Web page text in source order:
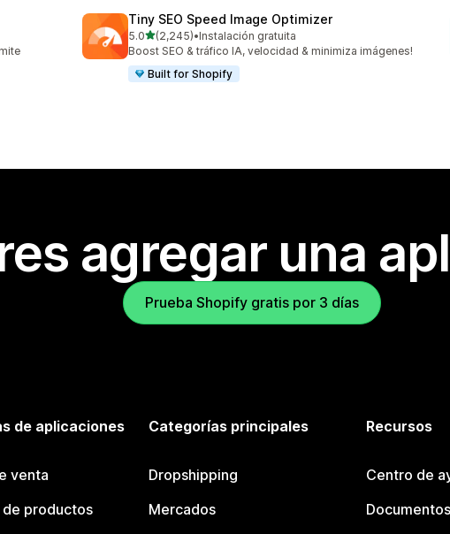
Tiny SEO Speed Image Optimizer
5.0de 5 estrellas
(2,245)
2245 reseñas en total
•Instalación gratuita
Boost SEO & tráfico IA, velocidad & minimiza imágenes!
Built for Shopify
agregar una
Prueba Shopify gratis por 3 días
de aplicaciones
venta
de productos
Categorías principales
Dropshipping
Mercados
Recursos
Centro de